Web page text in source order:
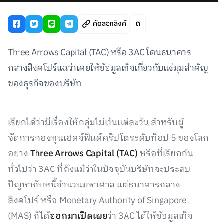
คัดลอกลิงค์
Three Arrows Capital (TAC) หรือ 3AC โดนธนาคาร
กลางสิงคโปร์แฉว่าเคยให้ข้อมูลเท็จเกี่ยวกับแง่มุมสำคัญ
ของธุรกิจของบริษัท
เรียกได้ว่ามีเรื่องให้กลุ่มไม่เว้นแต่ละวัน สำหรับผู้
จัดการกองทุนเฮดจ์ฟันด์คริปโตระดับท็อป 5 ของโลก
อย่างThree Arrows Capital (TAC)หรือที่เรียกกัน
ทั่วไปว่า 3AC ที่ถึงแม้ว่าในปัจจุบันบริษัทจะประสบ
ปัญหากับหนี้จำนวนมหาศาล แต่ธนาคารกลาง
สิงคโปร์ หรือ Monetary Authority of Singapore
(MAS) ก็ได้ออกมาเปิดเผยว่า 3AC ได้ให้ข้อมูลเท็จ